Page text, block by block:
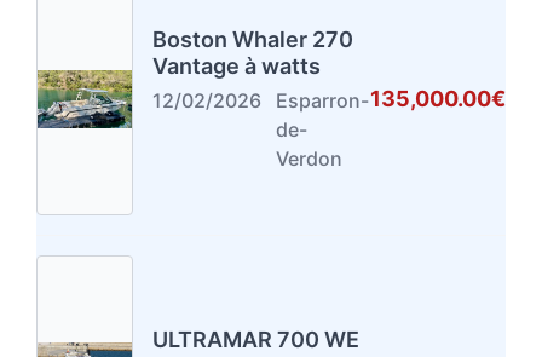
Boston Whaler 270
Vantage à watts
12/02/2026
Esparron-
de-
Verdon
135,000.00€
ULTRAMAR 700 WE